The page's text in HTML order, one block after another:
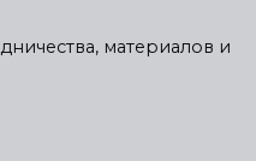
материалов и